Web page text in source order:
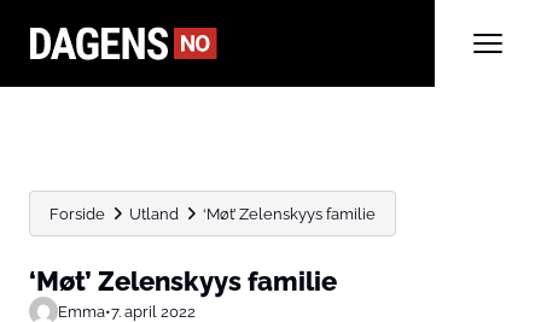
Forside Utland ‘Møt’ Zelenskyys familie
‘Møt’ Zelenskyys familie
Emma•7. april 2022